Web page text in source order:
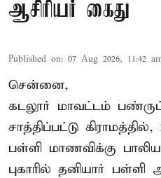
ஆசிரியர் கைது
Published on: 07 Aug 2026, 11:42
சென்னை,
கடலூர் மாவட்டம்
சாத்திப்பட்டு
பள்ளி மாணவிக்கு
புகாரில் தனியார் பள்ளி